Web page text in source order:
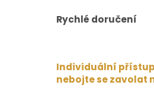
Rychlé doručení
Individuální
nebojte se zavolat